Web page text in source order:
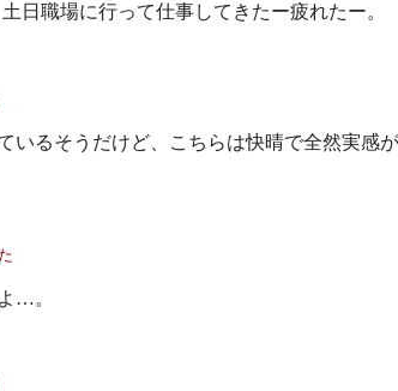
日職場に行って仕事してきたー疲れたー。
いるそうだけど、こちらは快晴で全然実感
…。